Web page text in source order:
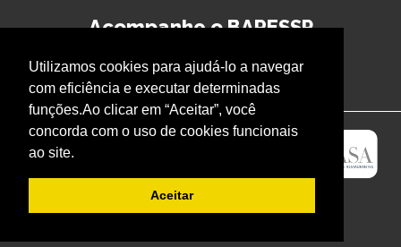
Utilizamos cookies para ajudá-lo a navegar
com eficiência e executar determinadas
funções.Ao clicar em “Aceitar”, você
concorda com o uso de cookies funcionais
ao site.
Aceitar
Acompanhe o BARESSP